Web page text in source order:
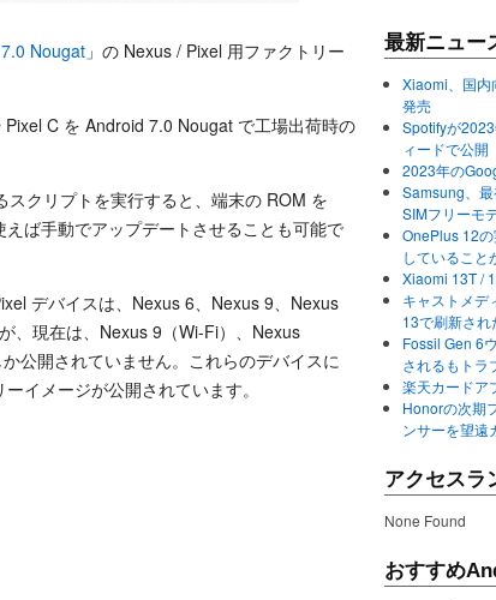
Nougat 」の Nexus / Pixel 用ファクトリー
C を Android 7.0 Nougat で工場出荷時の
クリプトを実行すると、端末の ROM を
ば手動でアップデートさせることも可能で
デバイスは、Nexus 6、Nexus 9、Nexus
、現在は、Nexus 9（Wi-Fi）、Nexus
公開されていません。これらのデバイスに
イメージが公開されています。
最新ニュー
Xiaomi、国内
発売
Spotifyが
ィードで公開
2023年の
Samsung、
SIMフリーモ
OnePlus 12
していること
Xiaomi 13T /
キャストメデ
13で刷新さ
Fossil Gen 6
されるもトラ
楽天カードア
Honorの次期
ンサーを望遠
アクセスラ
None Found
おすすめ